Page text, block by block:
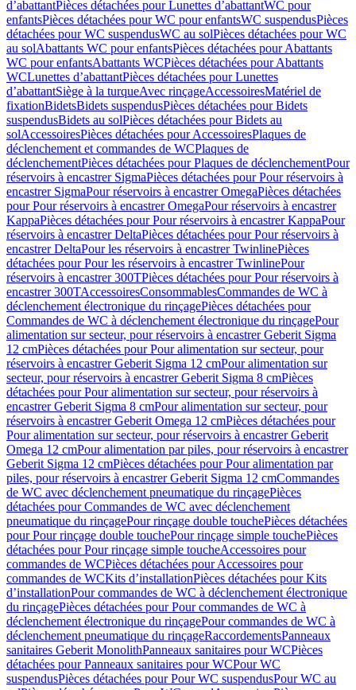
d’abattantPièces détachées pour Lunettes d’abattantWC pour
enfantsPièces détachées pour WC pour enfantsWC suspendusPièces
détachées pour WC suspendusWC au solPièces détachées pour WC
au solAbattants WC pour enfantsPièces détachées pour Abattants
WC pour enfantsAbattants WCPièces détachées pour Abattants
WCLunettes d’abattantPièces détachées pour Lunettes
d’abattantSiège à la turqueAvec rinçageAccessoiresMatériel de
fixationBidetsBidets suspendusPièces détachées pour Bidets
suspendusBidets au solPièces détachées pour Bidets au
solAccessoiresPièces détachées pour AccessoiresPlaques de
déclenchement et commandes de WCPlaques de
déclenchementPièces détachées pour Plaques de déclenchementPour
réservoirs à encastrer SigmaPièces détachées pour Pour réservoirs à
encastrer SigmaPour réservoirs à encastrer OmegaPièces détachées
pour Pour réservoirs à encastrer OmegaPour réservoirs à encastrer
KappaPièces détachées pour Pour réservoirs à encastrer KappaPour
réservoirs à encastrer DeltaPièces détachées pour Pour réservoirs à
encastrer DeltaPour les réservoirs à encastrer TwinlinePièces
détachées pour Pour les réservoirs à encastrer TwinlinePour
réservoirs à encastrer 300TPièces détachées pour Pour réservoirs à
encastrer 300TAccessoiresConsommablesCommandes de WC à
déclenchement électronique du rinçagePièces détachées pour
Commandes de WC à déclenchement électronique du rinçagePour
alimentation sur secteur, pour réservoirs à encastrer Geberit Sigma
12 cmPièces détachées pour Pour alimentation sur secteur, pour
réservoirs à encastrer Geberit Sigma 12 cmPour alimentation sur
secteur, pour réservoirs à encastrer Geberit Sigma 8 cmPièces
détachées pour Pour alimentation sur secteur, pour réservoirs à
encastrer Geberit Sigma 8 cmPour alimentation sur secteur, pour
réservoirs à encastrer Geberit Omega 12 cmPièces détachées pour
Pour alimentation sur secteur, pour réservoirs à encastrer Geberit
Omega 12 cmPour alimentation par piles, pour réservoirs à encastrer
Geberit Sigma 12 cmPièces détachées pour Pour alimentation par
piles, pour réservoirs à encastrer Geberit Sigma 12 cmCommandes
de WC avec déclenchement pneumatique du rinçagePièces
détachées pour Commandes de WC avec déclenchement
pneumatique du rinçagePour rinçage double touchePièces détachées
pour Pour rinçage double touchePour rinçage simple touchePièces
détachées pour Pour rinçage simple toucheAccessoires pour
commandes de WCPièces détachées pour Accessoires pour
commandes de WCKits d’installationPièces détachées pour Kits
d’installationPour commandes de WC à déclenchement électronique
du rinçagePièces détachées pour Pour commandes de WC à
déclenchement électronique du rinçagePour commandes de WC à
déclenchement pneumatique du rinçageRaccordementsPanneaux
sanitaires Geberit MonolithPanneaux sanitaires pour WCPièces
détachées pour Panneaux sanitaires pour WCPour WC
suspendusPièces détachées pour Pour WC suspendusPour WC au